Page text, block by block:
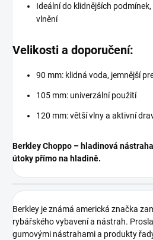
Ideální do klidnějších
vlnění
Velikosti a doporučení:
90 mm: klidná voda, jemnější
105 mm: univerzální použití
120 mm: větší vlny a aktivní
Berkley Choppo – hladinová
útoky přímo na hladině.
Berkley je známá americká značka
rybářského vybavení a nástrah.
gumovými nástrahami a produkty